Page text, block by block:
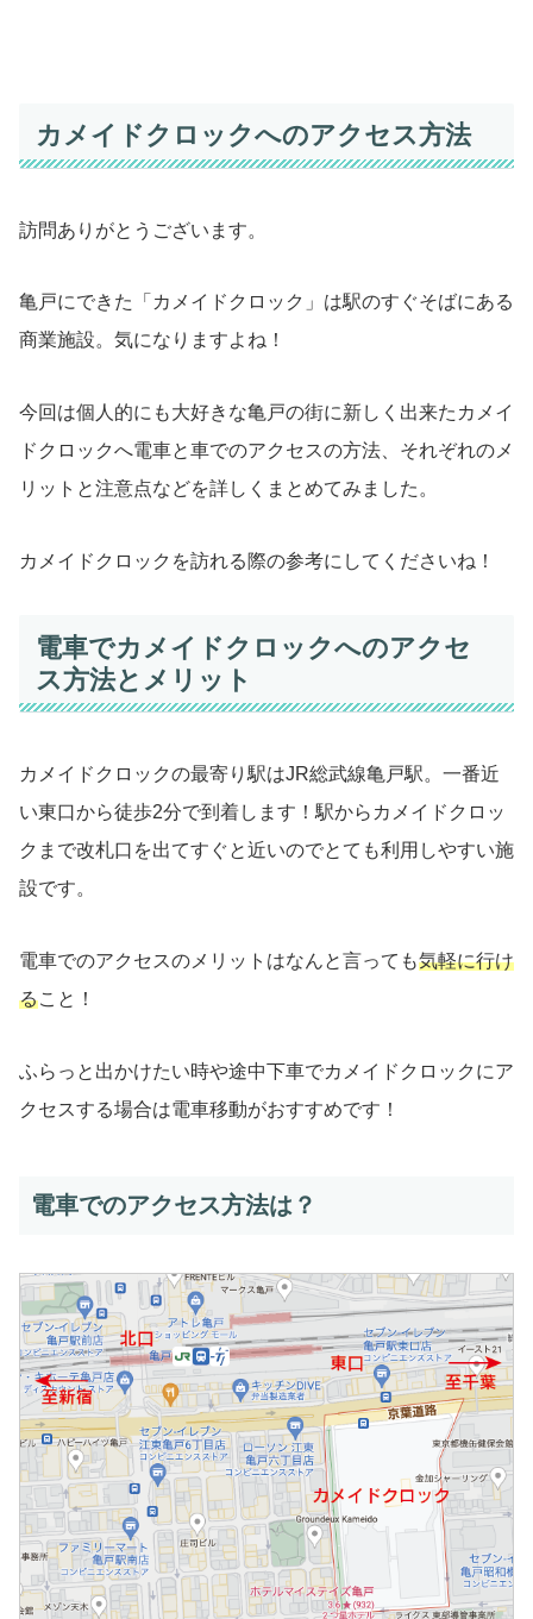
カメイドクロックへのアクセス方法
訪問ありがとうございます。
亀戸にできた「カメイドクロック」は駅のすぐそばにある
商業施設。気になりますよね！
今回は個人的にも大好きな亀戸の街に新しく出来たカメイ
ドクロックへ電車と車でのアクセスの方法、それぞれのメ
リットと注意点などを詳しくまとめてみました。
カメイドクロックを訪れる際の参考にしてくださいね！
電車でカメイドクロックへのアクセ
ス方法とメリット
カメイドクロックの最寄り駅はJR総武線亀戸駅。一番近
い東口から徒歩2分で到着します！駅からカメイドクロッ
クまで改札口を出てすぐと近いのでとても利用しやすい施
設です。
電車でのアクセスのメリットはなんと言っても気軽に行け
ること！
ふらっと出かけたい時や途中下車でカメイドクロックにア
クセスする場合は電車移動がおすすめです！
電車でのアクセス方法は？